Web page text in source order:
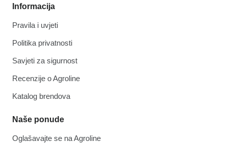
Informacija
Pravila i uvjeti
Politika privatnosti
Savjeti za sigurnost
Recenzije o Agroline
Katalog brendova
Naše ponude
Oglašavajte se na Agroline